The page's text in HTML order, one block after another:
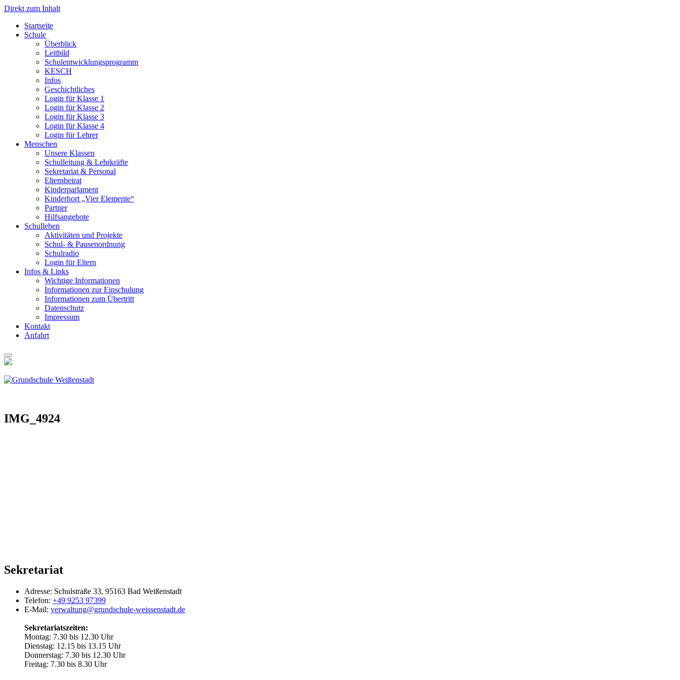
Direkt zum Inhalt
Start­sei­te
Schu­le
Über­blick
Leit­bild
Schul­ent­wick­lungs­pro­gramm
KESCH
Infos
Geschicht­li­ches
Log­in für Klas­se 1
Log­in für Klas­se 2
Log­in für Klas­se 3
Log­in für Klas­se 4
Log­in für Leh­rer
Men­schen
Unse­re Klas­sen
Schul­lei­tung & Lehr­kräf­te
Sekre­ta­ri­at & Per­so­nal
Eltern­bei­rat
Kin­der­par­la­ment
Kin­der­hort „Vier Ele­men­te“
Part­ner
Hilfs­an­ge­bo­te
Schul­le­ben
Akti­vi­tä­ten und Pro­jek­te
Schul- & Pau­sen­ord­nung
Schul­ra­dio
Log­in für Eltern
Infos & Links
Wich­ti­ge Infor­ma­tio­nen
Infor­ma­tio­nen zur Ein­schu­lung
Infor­ma­tio­nen zum Über­tritt
Daten­schutz
Impres­sum
Kon­takt
Anfahrt
IMG_4924
Sekretariat
Adresse: Schulstraße 33, 95163 Bad Weißenstadt
Telefon: +49 9253 97399
E-Mail: verwaltung@grundschule-weissenstadt.de
Sekretariatszeiten:
Montag: 7.30 bis 12.30 Uhr
Dienstag: 12.15 bis 13.15 Uhr
Donnerstag: 7.30 bis 12.30 Uhr
Freitag: 7.30 bis 8.30 Uhr